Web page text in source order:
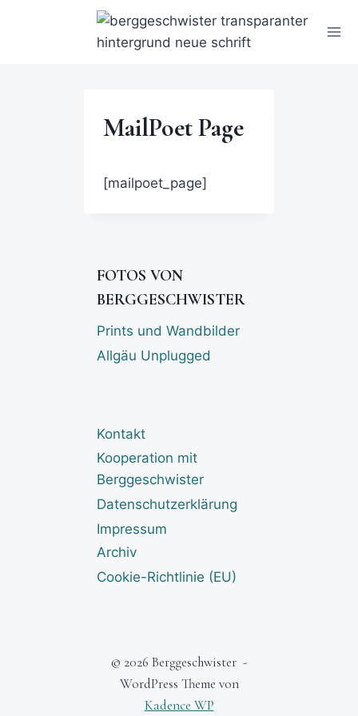
MailPoet Page
[mailpoet_page]
FOTOS VON
BERGGESCHWISTER
Prints und Wandbilder
Allgäu Unplugged
Kontakt
Kooperation mit
Berggeschwister
Datenschutzerklärung
Impressum
Archiv
Cookie-Richtlinie (EU)
© 2026 Berggeschwister -
WordPress Theme von
Kadence WP